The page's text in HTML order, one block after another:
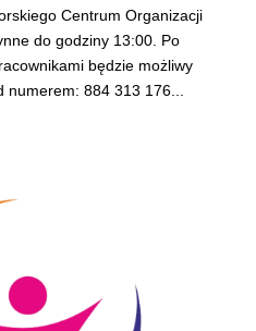
Centrum Organizacji
do godziny 13:00. Po
będzie możliwy
numerem: 884 313 176...